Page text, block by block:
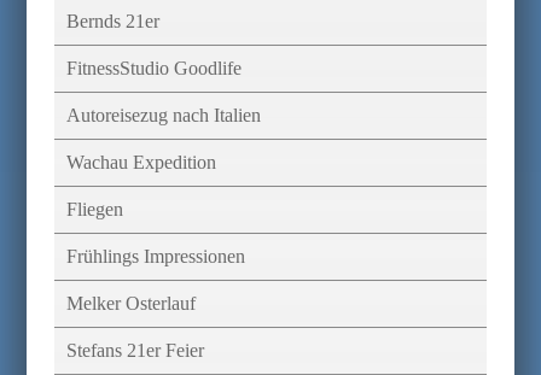
Bernds 21er
FitnessStudio Goodlife
Autoreisezug nach Italien
Wachau Expedition
Fliegen
Frühlings Impressionen
Melker Osterlauf
Stefans 21er Feier